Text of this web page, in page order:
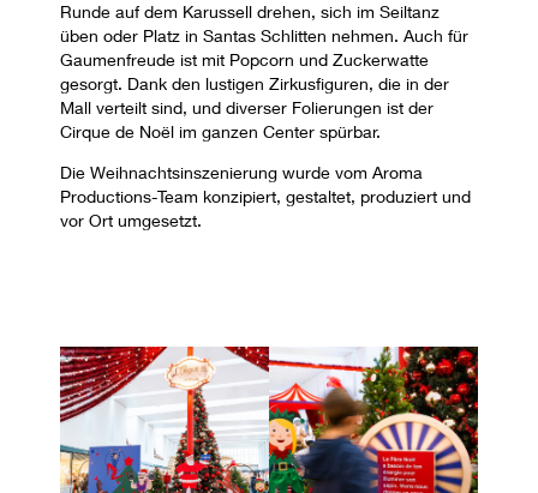
Runde auf dem Karussell drehen, sich im Seiltanz
üben oder Platz in Santas Schlitten nehmen. Auch für
Gaumenfreude ist mit Popcorn und Zuckerwatte
gesorgt. Dank den lustigen Zirkusfiguren, die in der
Mall verteilt sind, und diverser Folierungen ist der
Cirque de Noël im ganzen Center spürbar.
Die Weihnachtsinszenierung wurde vom Aroma
Productions-Team konzipiert, gestaltet, produziert und
vor Ort umgesetzt.